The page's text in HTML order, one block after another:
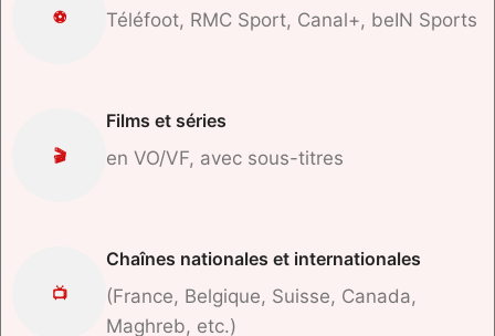
⚽
Téléfoot, RMC Sport, Canal+, beIN Sports
🎬
Films et séries
en VO/VF, avec sous-titres
📺
Chaînes nationales et internationales
(France, Belgique, Suisse, Canada,
Maghreb, etc.)